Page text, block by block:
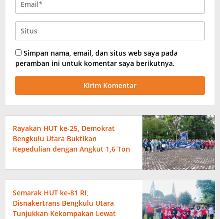
Simpan nama, email, dan situs web saya pada
peramban ini untuk komentar saya berikutnya.
Rayakan HUT ke-25, Demokrat
Bengkulu Utara Buktikan
Kepedulian dengan Angkut 1,6 Ton
Semarak HUT ke-81 RI,
Disnakertrans Bengkulu Utara
Tunjukkan Kekompakan Lewat